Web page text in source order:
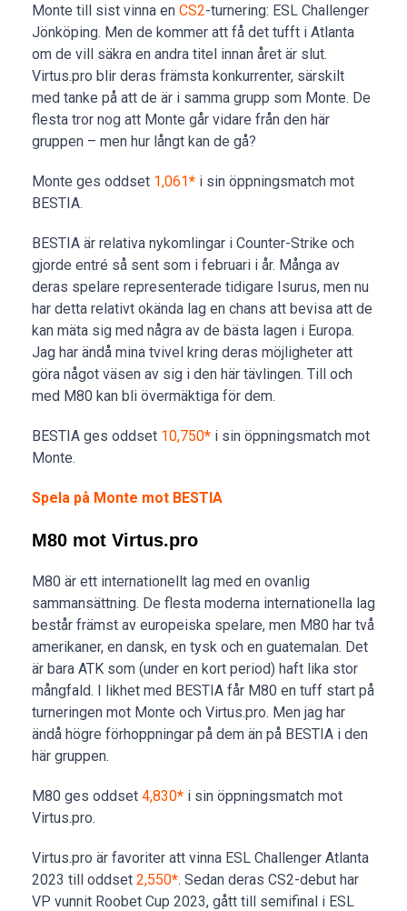
Monte till sist vinna en CS2-turnering: ESL Challenger
Jönköping. Men de kommer att få det tufft i Atlanta
om de vill säkra en andra titel innan året är slut.
Virtus.pro blir deras främsta konkurrenter, särskilt
med tanke på att de är i samma grupp som Monte. De
flesta tror nog att Monte går vidare från den här
gruppen – men hur långt kan de gå?
Monte ges oddset 1,061* i sin öppningsmatch mot
BESTIA.
BESTIA är relativa nykomlingar i Counter-Strike och
gjorde entré så sent som i februari i år. Många av
deras spelare representerade tidigare Isurus, men nu
har detta relativt okända lag en chans att bevisa att de
kan mäta sig med några av de bästa lagen i Europa.
Jag har ändå mina tvivel kring deras möjligheter att
göra något väsen av sig i den här tävlingen. Till och
med M80 kan bli övermäktiga för dem.
BESTIA ges oddset 10,750* i sin öppningsmatch mot
Monte.
Spela på Monte mot BESTIA
M80 mot Virtus.pro
M80 är ett internationellt lag med en ovanlig
sammansättning. De flesta moderna internationella lag
består främst av europeiska spelare, men M80 har två
amerikaner, en dansk, en tysk och en guatemalan. Det
är bara ATK som (under en kort period) haft lika stor
mångfald. I likhet med BESTIA får M80 en tuff start på
turneringen mot Monte och Virtus.pro. Men jag har
ändå högre förhoppningar på dem än på BESTIA i den
här gruppen.
M80 ges oddset 4,830* i sin öppningsmatch mot
Virtus.pro.
Virtus.pro är favoriter att vinna ESL Challenger Atlanta
2023 till oddset 2,550*. Sedan deras CS2-debut har
VP vunnit Roobet Cup 2023, gått till semifinal i ESL